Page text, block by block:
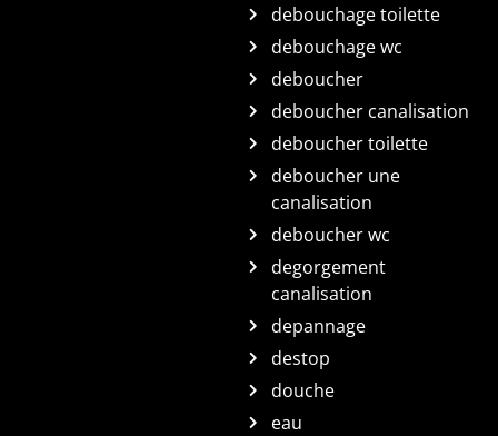
debouchage toilette
debouchage wc
deboucher
deboucher canalisation
deboucher toilette
deboucher une
canalisation
deboucher wc
degorgement
canalisation
depannage
destop
douche
eau